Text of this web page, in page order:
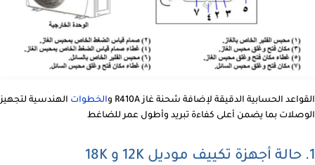
القواعد الحسابية الدقيقة لإضافة شحنة غاز R410A و الخطوات الهندسية لتجهيز
الوصلات بما يضمن أعلى كفاءة تبريد وأطول عمر للضاغط
1. حالة أجهزة تكييف موديل 12K و 18K